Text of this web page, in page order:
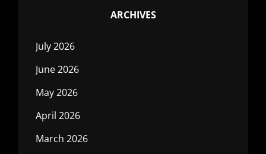
ARCHIVES
July 2026
June 2026
May 2026
April 2026
March 2026